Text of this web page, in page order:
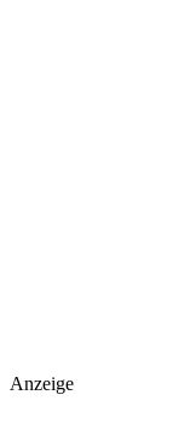
Anzeige